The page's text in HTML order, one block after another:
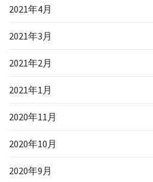
2021年4月
2021年3月
2021年2月
2021年1月
2020年11月
2020年10月
2020年9月